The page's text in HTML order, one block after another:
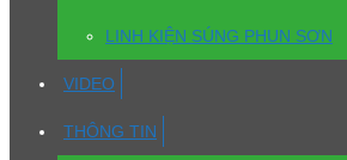
LINH KIỆN SÚNG PHUN SƠN
VIDEO
THÔNG TIN